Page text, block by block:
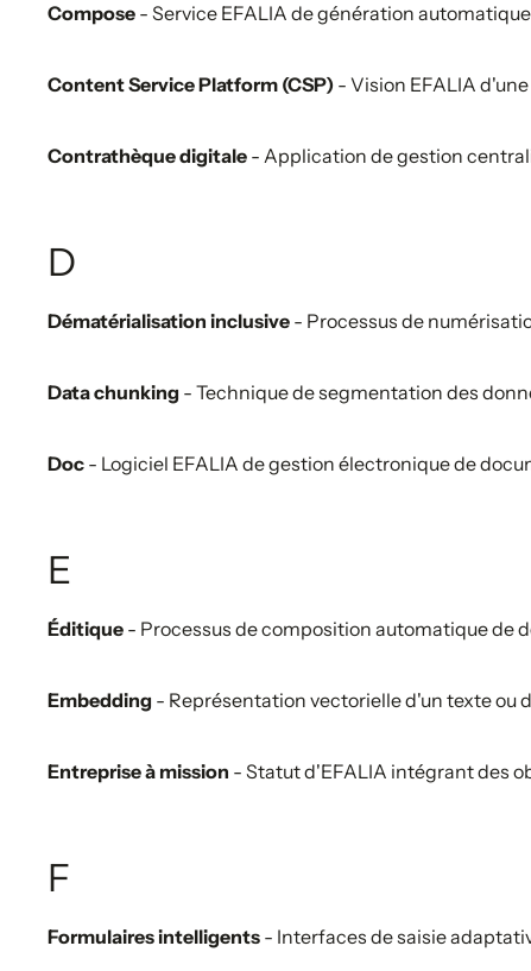
Compose - Service EFALIA de génération
Content Service Platform (CSP) - Vision EFALIA
Contrathèque digitale - Application de gestion
D
Dématérialisation inclusive - Processus de
Data chunking - Technique de segmentation des
Doc - Logiciel EFALIA de gestion électronique de
E
Éditique - Processus de composition automatique de
Embedding - Représentation vectorielle d'un texte ou
Entreprise à mission - Statut d'EFALIA intégrant des
F
Formulaires intelligents - Interfaces de saisie